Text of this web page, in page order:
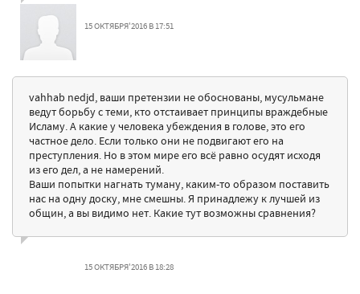
15 ОКТЯБРЯ'2016 В 17:51
vahhab nedjd, ваши претензии не обоснованы, мусульмане
ведут борьбу с теми, кто отстаивает принципы враждебные
Исламу. А какие у человека убеждения в голове, это его
частное дело. Если только они не подвигают его на
преступления. Но в этом мире его всё равно осудят исходя
из его дел, а не намерений.
Ваши попытки нагнать туману, каким-то образом поставить
нас на одну доску, мне смешны. Я принадлежу к лучшей из
общин, а вы видимо нет. Какие тут возможны сравнения?
15 ОКТЯБРЯ'2016 В 18:28